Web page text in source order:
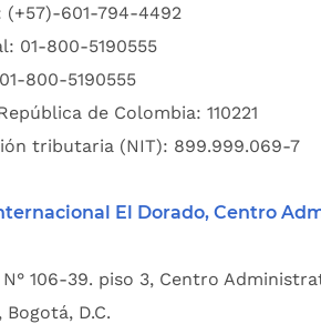
601-794-4492
01-800-5190555
800-5190555
de Colombia: 110221
tributaria (NIT): 899.999.069-7
El Dorado, Centro
106-39. piso 3, Centro
D.C.